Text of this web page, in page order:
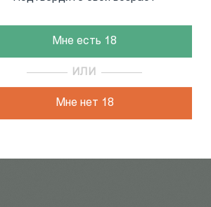
Мне есть 18
ИЛИ
Мне нет 18
публикуются впервые.